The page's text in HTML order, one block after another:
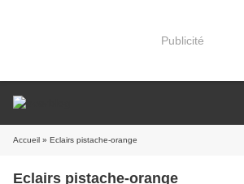
Publicité
Accueil » Eclairs pistache-orange
Eclairs pistache-orange